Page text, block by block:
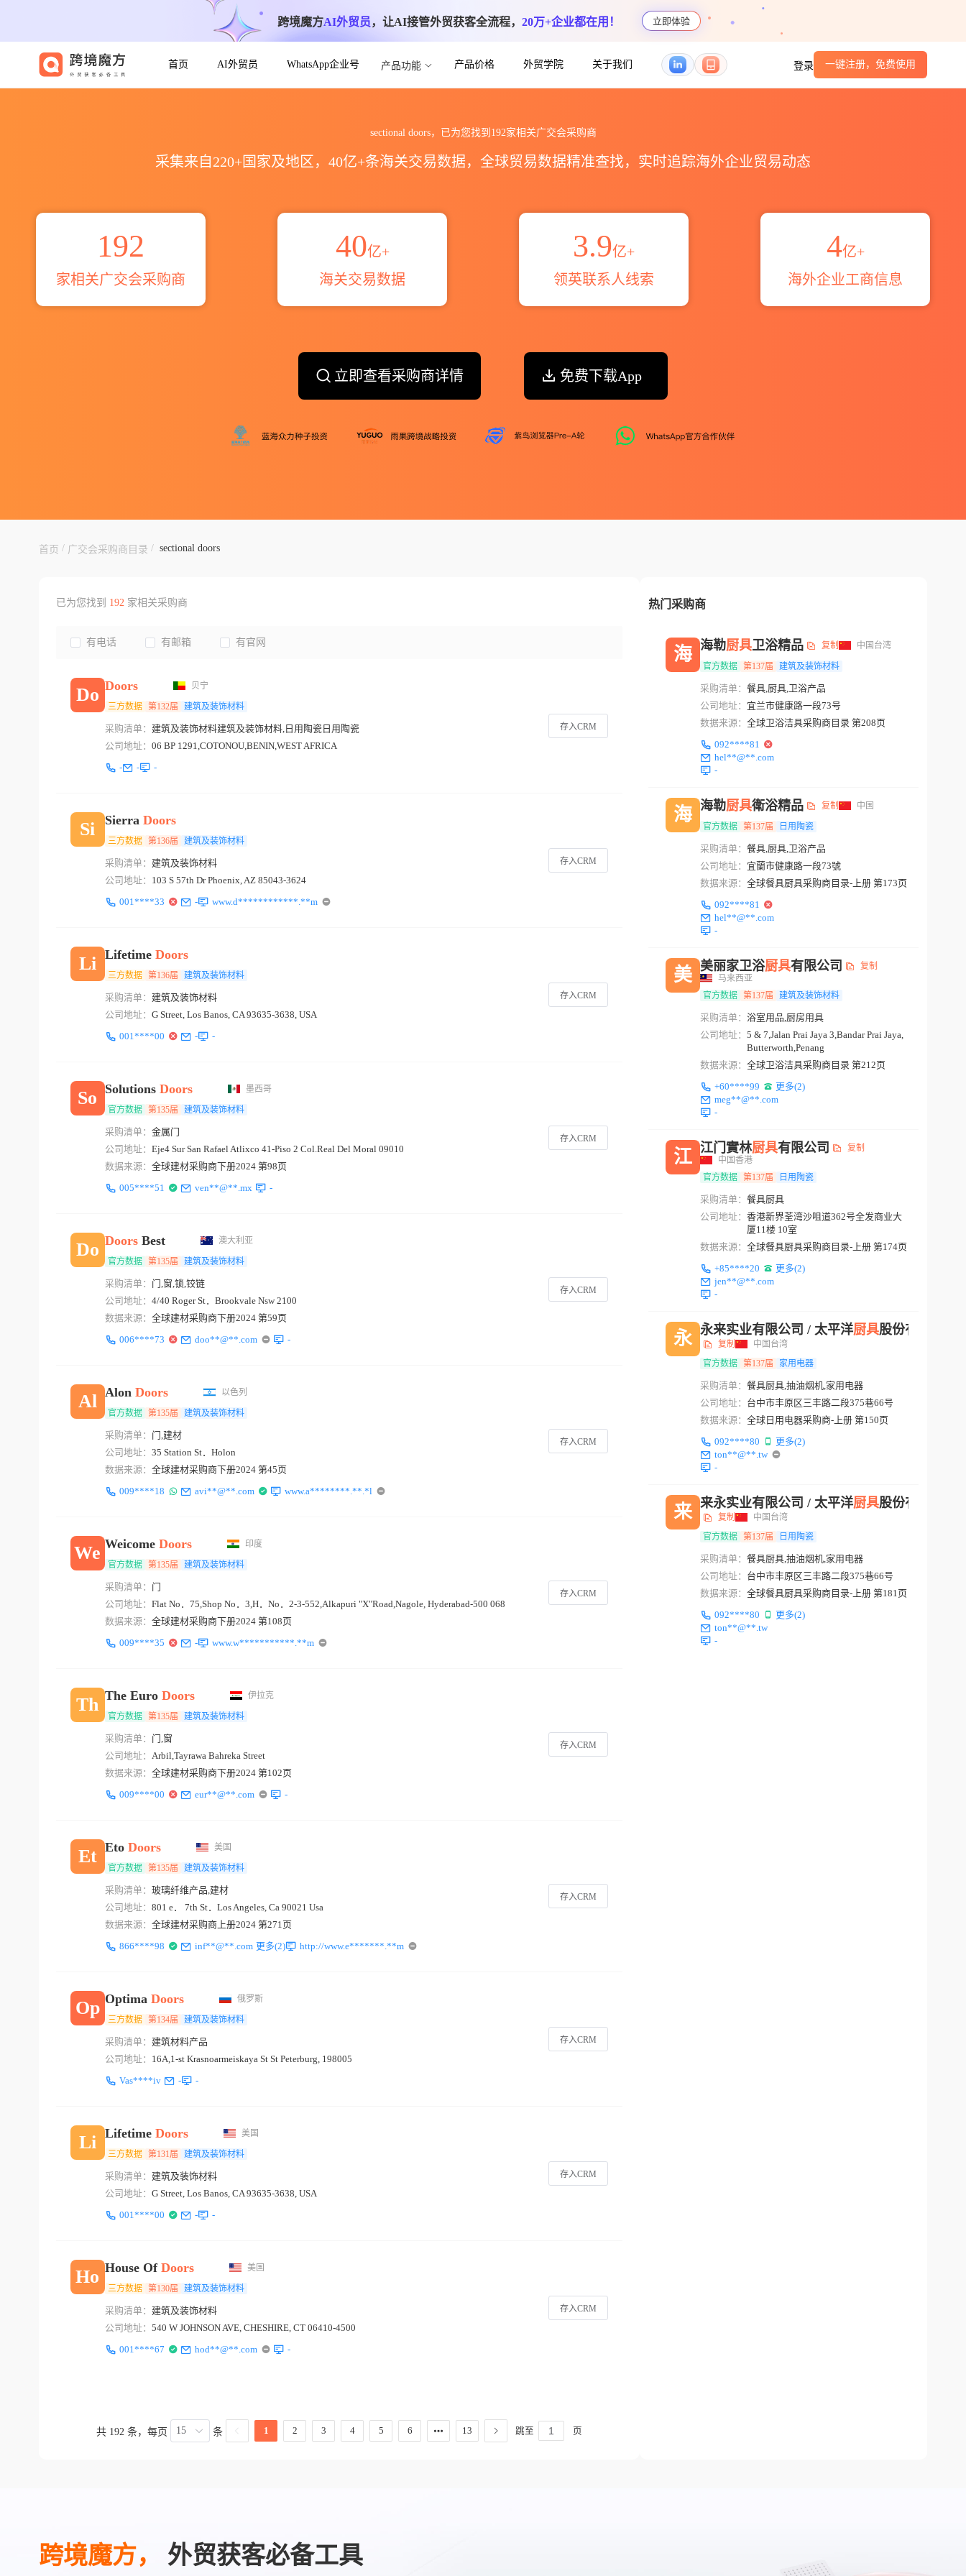
跨境魔方AI外贸员，让AI接管外贸获客全流程， 20万+企业都在用！ 立即体验
首页 AI外贸员 WhatsApp企业号 产品功能 产品价格 外贸学院 关于我们 登录 一键注册，免费使用
sectional doors，已为您找到192家相关广交会采购商
采集来自220+国家及地区，40亿+条海关交易数据，全球贸易数据精准查找，实时追踪海外企业贸易动态
192
家相关广交会采购商
40亿+
海关交易数据
3.9亿+
领英联系人线索
4亿+
海外企业工商信息
立即查看采购商详情 免费下载App
首页 / 广交会采购商目录 / sectional doors
已为您找到 192家相关采购商
有电话 有邮箱 有官网
Do Doors 贝宁
三方数据 第132届 建筑及装饰材料
采购清单： 建筑及装饰材料建筑及装饰材料,日用陶瓷日用陶瓷
公司地址： 06 BP 1291,COTONOU,BENIN,WEST AFRICA
-
- -
存入CRM
Si Sierra Doors
三方数据 第136届 建筑及装饰材料
采购清单： 建筑及装饰材料
公司地址： 103 S 57th Dr Phoenix, AZ 85043-3624
001****33
- www.d************.**m
存入CRM
Li Lifetime Doors
三方数据 第136届 建筑及装饰材料
采购清单： 建筑及装饰材料
公司地址： G Street, Los Banos, CA 93635-3638, USA
001****00
- -
存入CRM
So Solutions Doors 墨西哥
官方数据 第135届 建筑及装饰材料
采购清单： 金属门
公司地址： Eje4 Sur San Rafael Atlixco 41-Piso 2 Col.Real Del Moral 09010
数据来源： 全球建材采购商下册2024 第98页
005****51
ven**@**.mx -
存入CRM
Do DoorsBest 澳大利亚
官方数据 第135届 建筑及装饰材料
采购清单： 门,窗,锁,铰链
公司地址： 4/40 Roger St．Brookvale Nsw 2100
数据来源： 全球建材采购商下册2024 第59页
006****73
doo**@**.com -
存入CRM
Al Alon Doors 以色列
官方数据 第135届 建筑及装饰材料
采购清单： 门,建材
公司地址： 35 Station St．Holon
数据来源： 全球建材采购商下册2024 第45页
009****18
avi**@**.com www.a********.**.*l
存入CRM
We Weicome Doors 印度
官方数据 第135届 建筑及装饰材料
采购清单： 门
公司地址： Flat No．75,Shop No．3,H．No．2-3-552,Alkapuri "X"Road,Nagole, Hyderabad-500 068
数据来源： 全球建材采购商下册2024 第108页
009****35
- www.w***********.**m
存入CRM
Th The Euro Doors 伊拉克
官方数据 第135届 建筑及装饰材料
采购清单： 门,窗
公司地址： Arbil,Tayrawa Bahreka Street
数据来源： 全球建材采购商下册2024 第102页
009****00
eur**@**.com -
存入CRM
Et Eto Doors 美国
官方数据 第135届 建筑及装饰材料
采购清单： 玻璃纤维产品,建材
公司地址： 801 e． 7th St．Los Angeles, Ca 90021 Usa
数据来源： 全球建材采购商上册2024 第271页
866****98
inf**@**.com 更多(2) http://www.e*******.**m
存入CRM
Op Optima Doors 俄罗斯
三方数据 第134届 建筑及装饰材料
采购清单： 建筑材料产品
公司地址： 16A,1-st Krasnoarmeiskaya St St Peterburg, 198005
Vas****iv
- -
存入CRM
Li Lifetime Doors 美国
三方数据 第131届 建筑及装饰材料
采购清单： 建筑及装饰材料
公司地址： G Street, Los Banos, CA 93635-3638, USA
001****00
- -
存入CRM
Ho House Of Doors 美国
三方数据 第130届 建筑及装饰材料
采购清单： 建筑及装饰材料
公司地址： 540 W JOHNSON AVE, CHESHIRE, CT 06410-4500
001****67
hod**@**.com -
存入CRM
共 192 条，每页 15 条 1 2 3 4 5 6 13 跳至 页
热门采购商
海 海勒厨具卫浴精品 复制 中国台湾
官方数据 第137届 建筑及装饰材料
采购清单：餐具,厨具,卫浴产品
公司地址： 宜兰市健康路一段73号
数据来源：全球卫浴洁具采购商目录 第208页
092****81
hel**@**.com
-
海 海勒厨具衛浴精品 复制 中国
官方数据 第137届 日用陶瓷
采购清单：餐具,厨具,卫浴产品
公司地址： 宜蘭市健康路一段73號
数据来源：全球餐具厨具采购商目录-上册 第173页
092****81
hel**@**.com
-
美 美丽家卫浴厨具有限公司
复制
马来西亚
官方数据 第137届 建筑及装饰材料
采购清单：浴室用品,厨房用具
公司地址：5 & 7,Jalan Prai Jaya 3,Bandar Prai Jaya,
Butterworth,Penang
数据来源：全球卫浴洁具采购商目录 第212页
+60****99
更多(2)
meg**@**.com
-
江 江门實林厨具有限公司
复制
中国香港
官方数据 第137届 日用陶瓷
采购清单：餐具厨具
公司地址：香港新界荃湾沙咀道362号全发商业大
厦11楼 10室
数据来源：全球餐具厨具采购商目录-上册 第174页
+85****20
更多(2)
jen**@**.com
-
永 永来实业有限公司 / 太平洋厨具股份有限公司
复制
中国台湾
官方数据 第137届 家用电器
采购清单：餐具厨具,抽油烟机,家用电器
公司地址： 台中市丰原区三丰路二段375巷66号
数据来源：全球日用电器采购商-上册 第150页
092****80
更多(2)
ton**@**.tw
-
来 来永实业有限公司 / 太平洋厨具股份有限公司
复制
中国台湾
官方数据 第137届 日用陶瓷
采购清单：餐具厨具,抽油烟机,家用电器
公司地址： 台中市丰原区三丰路二段375巷66号
数据来源：全球餐具厨具采购商目录-上册 第181页
092****80
更多(2)
ton**@**.tw
-
跨境魔方， 外贸获客必备工具